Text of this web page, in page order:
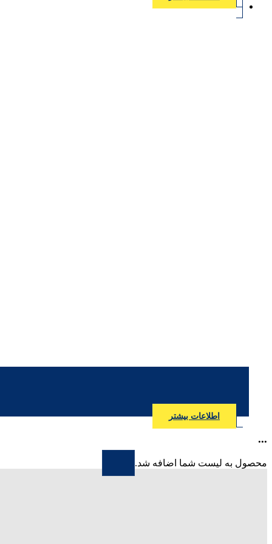
اطلاعات بیشتر
...
محصول به لیست شما اضافه شد.